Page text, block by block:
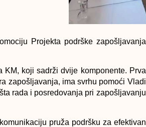
Projekta podrške zapošljavanja
koji sadrži dvije komponente. Prva
zapošljavanja, ima svrhu pomoći Vladi
rada i posredovanja pri zapošljavanju
pruža podršku za efektivan